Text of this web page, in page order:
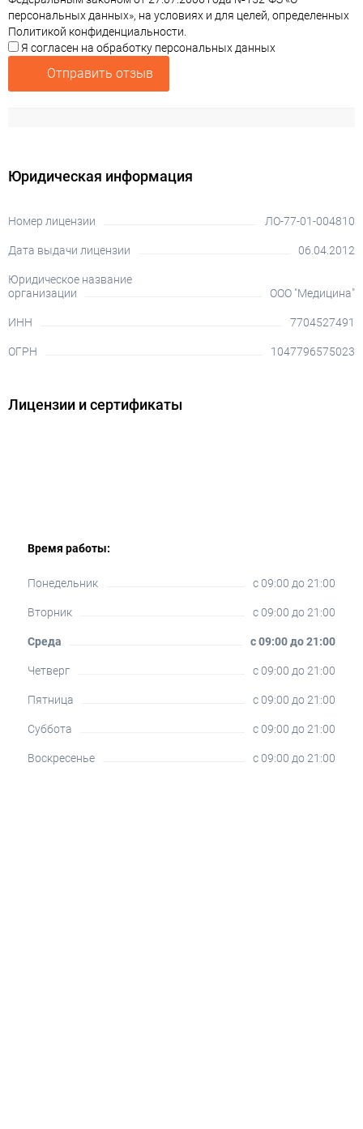
персональных данных», на условиях и для целей, определенных
Политикой конфиденциальности.
Я согласен на обработку персональных данных
Отправить отзыв
Юридическая информация
Номер лицензии ЛО-77-01-004810
Дата выдачи лицензии 06.04.2012
Юридическое название
организации
ООО "Медицина"
ИНН 7704527491
ОГРН 1047796575023
Лицензии и сертификаты
Время работы:
Понедельник c 09:00 до 21:00
Вторник c 09:00 до 21:00
Среда c 09:00 до 21:00
Четверг c 09:00 до 21:00
Пятница c 09:00 до 21:00
Суббота c 09:00 до 21:00
Воскресенье c 09:00 до 21:00